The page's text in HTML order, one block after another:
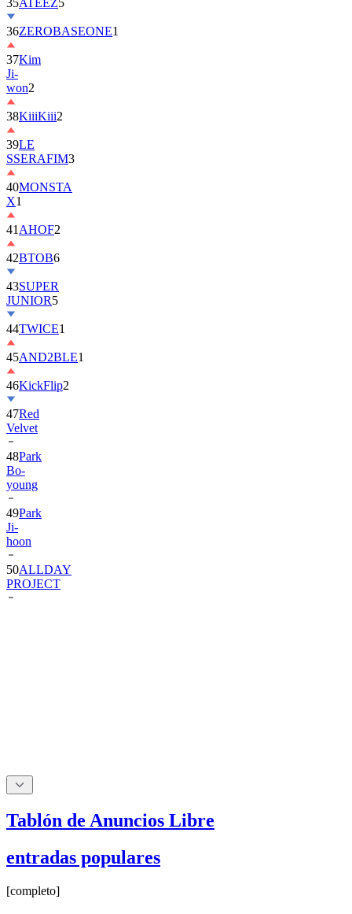
35ATEEZ5
36ZEROBASEONE1
37Kim
Ji-
won2
38KiiiKiii2
39LE
SSERAFIM3
40MONSTA
X1
41 AHOF2
42BTOB6
43SUPER
JUNIOR5
44TWICE1
45AND2BLE1
46KickFlip2
47Red
Velvet
48Park
Bo-
young
49Park
Ji-
hoon
50ALLDAY
PROJECT
Tablón de Anuncios Libre
entradas populares
[completo]